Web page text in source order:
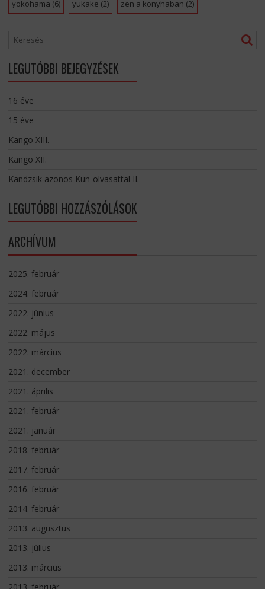
yokohama (6) yukake (2) zen a konyhaban (2)
LEGUTÓBBI BEJEGYZÉSEK
16 éve
15 éve
Kango XIII.
Kango XII.
Kandzsik azonos Kun-olvasattal II.
LEGUTÓBBI HOZZÁSZÓLÁSOK
ARCHÍVUM
2025. február
2024. február
2022. június
2022. május
2022. március
2021. december
2021. április
2021. február
2021. január
2018. február
2017. február
2016. február
2014. február
2013. augusztus
2013. július
2013. március